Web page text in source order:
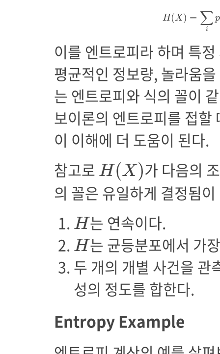
H(X) = ∑
i
p
이를 엔트로피라 하며 특
평균적인 정보량, 놀라움
는 엔트로피와 식의 꼴이
보이론의 엔트로피를 접할
이 이해에 더 도움이 된다.
참고로 H (X )
H(X) 가 다음의
의 꼴은 유일하게 결정됨
H
H는 연속이다.
H
H는 균등분포에서 가
두 개의 개별 사건을
성의 정도를 합한다.
Entropy Example